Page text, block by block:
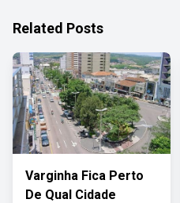
Related Posts
Varginha Fica Perto
De Qual Cidade